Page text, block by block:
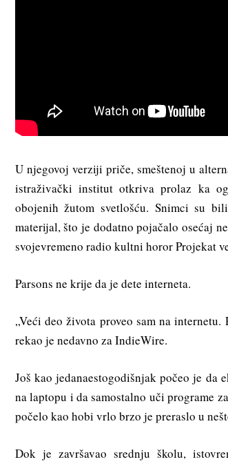
U njegovoj verziji priče, smeštenoj u
istraživački institut otkriva prolaz ka
obojenih žutom svetlošću. Snimci su
materijal, što je dodatno pojačalo osećaj
svojevremeno radio kultni horor Projekat
Parsons ne krije da je dete interneta.
„Veći deo života proveo sam na
rekao je nedavno za IndieWire.
Još kao jedanaestogodišnjak počeo je da
na laptopu i da samostalno uči programe
počelo kao hobi vrlo brzo je preraslo u
Dok je završavao srednju školu,